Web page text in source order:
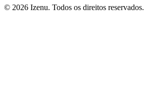
© 2026 Izenu. Todos os direitos reservados.